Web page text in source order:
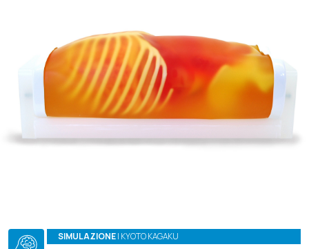
SIMULAZIONE| KYOTO KAGAKU